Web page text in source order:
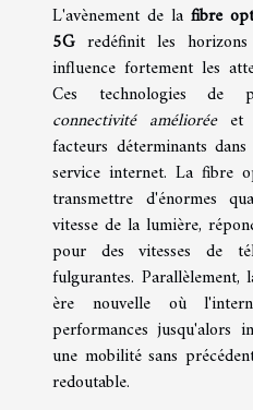
L'avènement de la fibre
5G redéfinit les
influence fortement les
Ces technologies de
connectivité amélioréeet
facteurs déterminants
service internet. La fibre
transmettre d'énormes
vitesse de la lumière,
pour des vitesses de
fulgurantes.
ère nouvelle où
performances jusqu'alors
une mobilité sans
redoutable.